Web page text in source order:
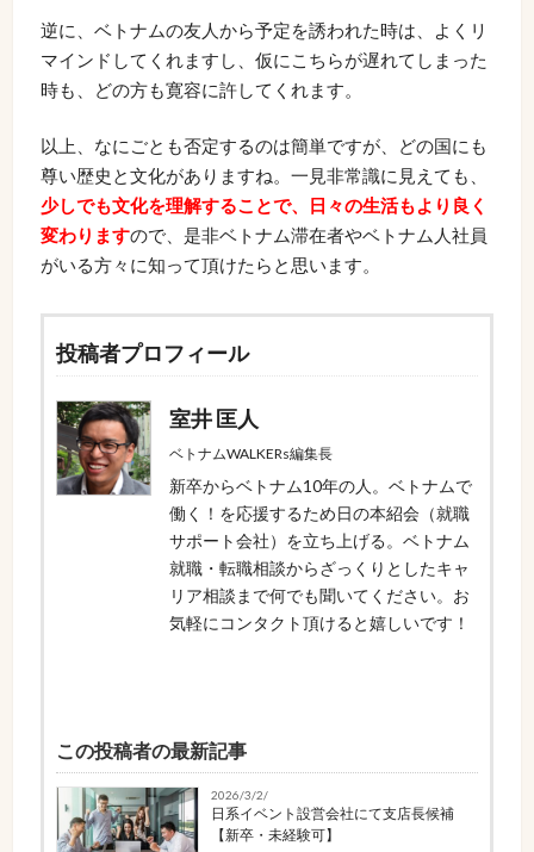
逆に、ベトナムの友人から予定を誘われた時は、よくリ
マインドしてくれますし、仮にこちらが遅れてしまった
時も、どの方も寛容に許してくれます。
以上、なにごとも否定するのは簡単ですが、どの国にも
尊い歴史と文化がありますね。一見非常識に見えても、
少しでも文化を理解することで、日々の生活もより良く
変わりますので、是非ベトナム滞在者やベトナム人社員
がいる方々に知って頂けたらと思います。
投稿者プロフィール
室井 匡人
ベトナムWALKERs編集長
新卒からベトナム10年の人。ベトナムで
働く！を応援するため日の本紹会（就職
サポート会社）を立ち上げる。ベトナム
就職・転職相談からざっくりとしたキャ
リア相談まで何でも聞いてください。お
気軽にコンタクト頂けると嬉しいです！
この投稿者の最新記事
2026/3/2/
日系イベント設営会社にて支店長候補
【新卒・未経験可】